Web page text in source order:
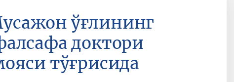
ўғлининг
доктори
тўғрисида